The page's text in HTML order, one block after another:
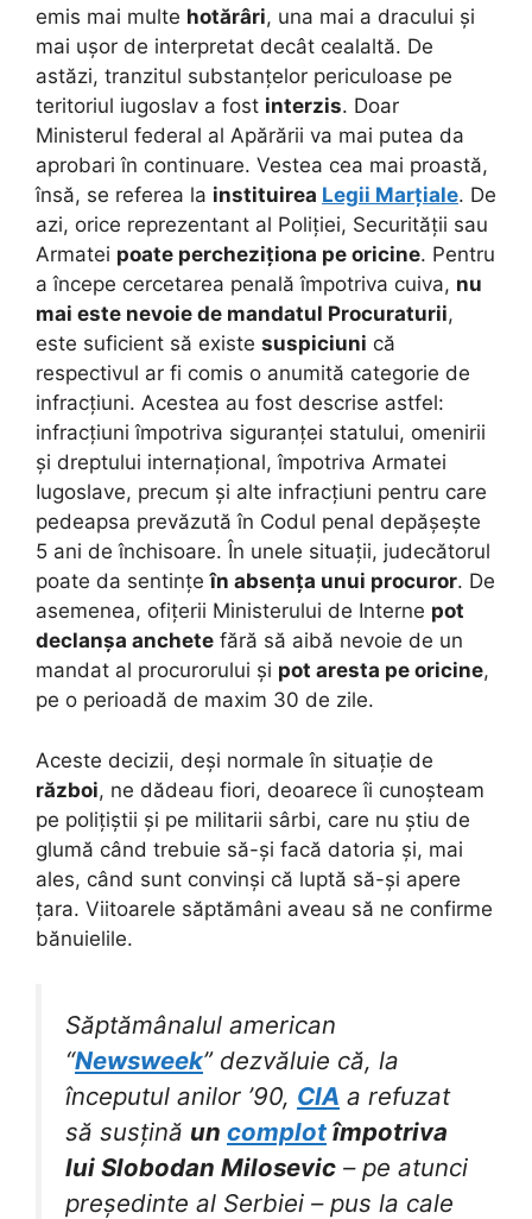
emis mai multe hotărâri, una mai a dracului și
mai ușor de interpretat decât cealaltă. De
astăzi, tranzitul substanțelor periculoase pe
teritoriul iugoslav a fost interzis. Doar
Ministerul federal al Apărării va mai putea da
aprobari în continuare. Vestea cea mai proastă,
însă, se referea la instituirea Legii Marțiale. De
azi, orice reprezentant al Poliției, Securității sau
Armatei poate percheziționa pe oricine. Pentru
a începe cercetarea penală împotriva cuiva, nu
mai este nevoie de mandatul Procuraturii,
este suficient să existe suspiciuni că
respectivul ar fi comis o anumită categorie de
infracțiuni. Acestea au fost descrise astfel:
infracțiuni împotriva siguranței statului, omenirii
și dreptului internațional, împotriva Armatei
Iugoslave, precum și alte infracțiuni pentru care
pedeapsa prevăzută în Codul penal depășește
5 ani de închisoare. În unele situații, judecătorul
poate da sentințeîn absența unui procuror. De
asemenea, ofițerii Ministerului de Interne pot
declanșa anchete fără să aibă nevoie de un
mandat al procurorului și pot aresta pe oricine,
pe o perioadă de maxim 30 de zile.
Aceste decizii, deși normale în situație de
război, ne dădeau fiori, deoarece îi cunoșteam
pe polițiștii și pe militarii sârbi, care nu știu de
glumă când trebuie să-și facă datoria și, mai
ales, când sunt convinși că luptă să-și apere
țara. Viitoarele săptămâni aveau să ne confirme
bănuielile.
Săptămânalul american
“Newsweek” dezvăluie că, la
începutul anilor ’90, CIA a refuzat
să susțină un complot împotriva
lui Slobodan Milosevic – pe atunci
președinte al Serbiei – pus la cale